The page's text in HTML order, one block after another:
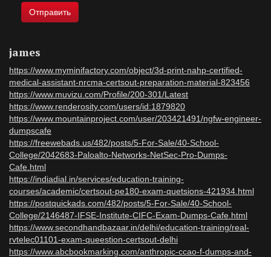
james
https://www.myminifactory.com/object/3d-print-nahp-certified-
medical-assistant-nrcma-certsout-preparation-material-823456
https://www.muvizu.com/Profile/200-301/Latest
https://www.renderosity.com/users/id:1879820
https://www.mountainproject.com/user/203421491/ngfw-engineer-
dumpscafe
https://freewebads.us/482/posts/5-For-Sale/40-School-
College/2042683-Paloalto-Networks-NetSec-Pro-Dumps-
Cafe.html
https://indiadial.in/services/education-training-
courses/academic/certsout-pe180-exam-quetsions-421934.html
https://postquickads.com/482/posts/5-For-Sale/40-School-
College/2146487-IFSE-Institute-CIFC-Exam-Dumps-Cafe.html
https://www.secondhandbazaar.in/delhi/education-training/real-
rvtelec01101-exam-queestion-certsout-delhi
https://www.abcbookmarking.com/anthropic-ccao-f-dumps-and-